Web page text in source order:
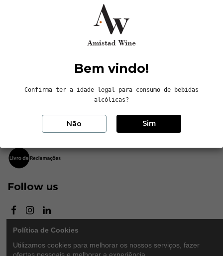
Sem Estrela, LDA
Avenida da Independência, nº8, Arcos
Bem vindo!
Confirma ter a idade legal para consumo de bebidas
alcólicas?
Não Sim
Follow us
Newsletter
Política de Cookies
Utilizamos cookies para melhorar os nossos serviços, fazer
ofertas pessoais e melhorar a experiência.